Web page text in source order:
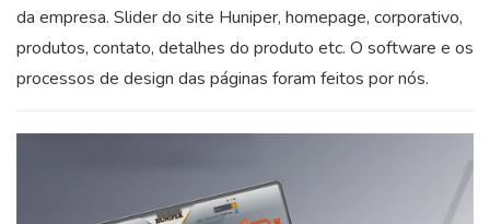
da empresa. Slider do site Huniper, homepage, corporativo,
produtos, contato, detalhes do produto etc. O software e os
processos de design das páginas foram feitos por nós.